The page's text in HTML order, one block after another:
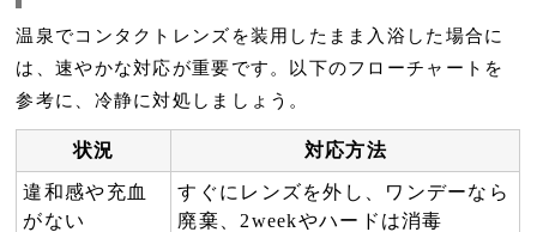
温泉でコンタクトレンズを装用したまま入浴した場合に
は、速やかな対応が重要です。以下のフローチャートを
参考に、冷静に対処しましょう。
状況 対応方法
違和感や充血
がない
すぐにレンズを外し、ワンデーなら
廃棄、2weekやハードは消毒